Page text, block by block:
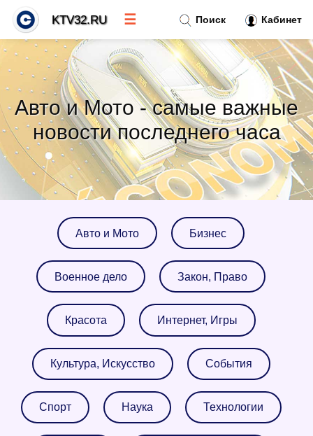
Авто и Мото - самые важные
новости последнего часа
Авто и Мото Бизнес
Военное дело Закон, Право
Красота Интернет, Игры
Культура, Искусство События
Спорт Наука Технологии
Поиск Кабинет
KTV32.RU ☰
Новости»
Тренды новостей »
Рубрики »
Правила»
Контакт»